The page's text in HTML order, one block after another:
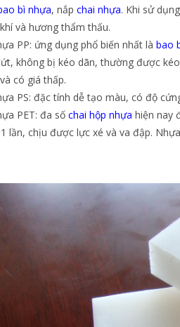
bì nhựa, nắp chai nhựa. Khi sử
và hương thẩm thấu.
PP: ứng dụng phổ biến nhất là bao
không bị kéo dãn, thường được
có giá thấp.
PS: đặc tính dễ tạo màu, có độ
PET: đa số chai hộp nhựa hiện nay
lần, chịu được lực xé và va đập.